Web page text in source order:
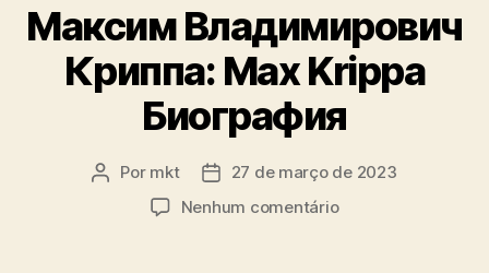
Максим Владимирович
Криппа: Max Krippa
Биография
Autor
Por mkt
Data
de
27 de março de 2023
Nenhum comentárioem